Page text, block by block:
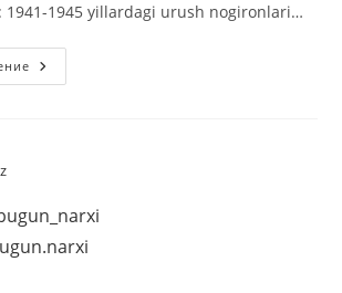
1941-1945 yillardagi urush nogironlari…
Kimlarga
Kommunal